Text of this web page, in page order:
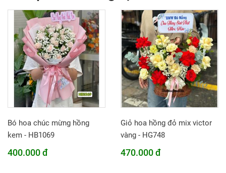
Bó hoa chúc mừng hồng
kem - HB1069
400.000 đ
Giỏ hoa hồng đỏ mix victor
vàng - HG748
470.000 đ